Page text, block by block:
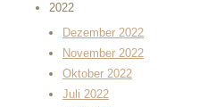
2022
Dezember 2022
November 2022
Oktober 2022
Juli 2022